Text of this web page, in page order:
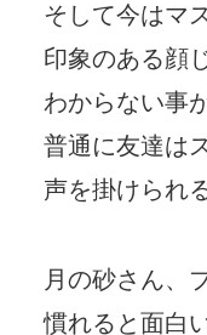
そして今はマ
印象のある顔
わからない事
普通に友達は
声を掛けられ
月の砂さん、
慣れると面白